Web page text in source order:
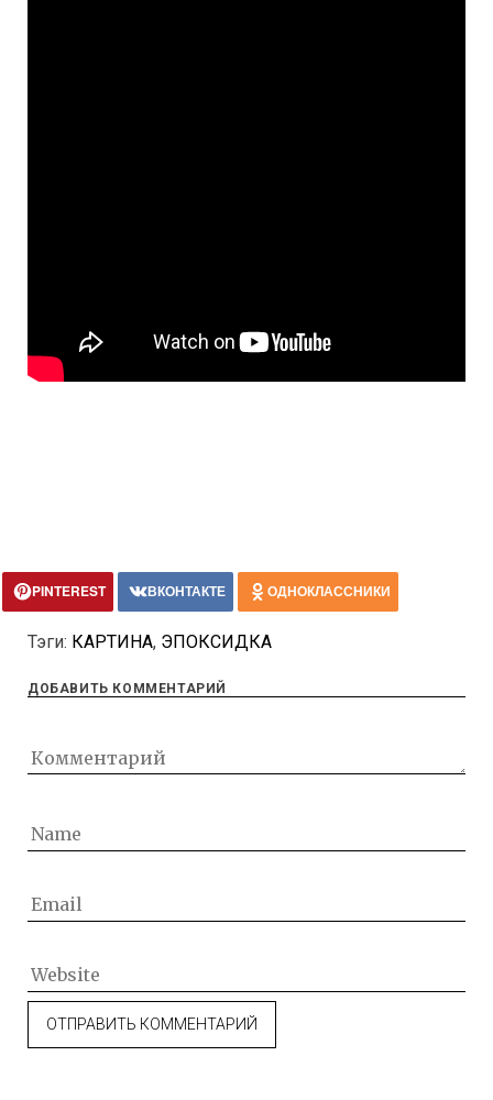
PINTEREST ВКОНТАКТЕ ОДНОКЛАССНИКИ
Тэги: КАРТИНА, ЭПОКСИДКА
ДОБАВИТЬ КОММЕНТАРИЙ